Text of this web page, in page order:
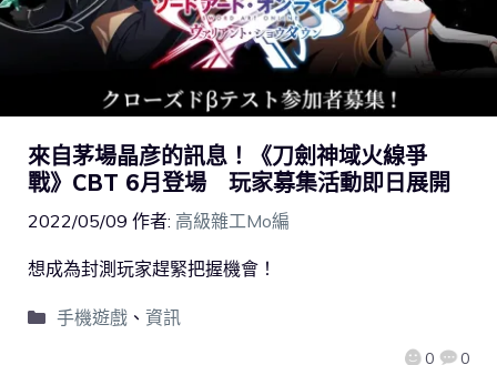
來自茅場晶彦的訊息！《刀劍神域火線爭
戰》CBT 6月登場 玩家募集活動即日展開
2022/05/09 作者: 高級雜工Mo編
0 0
想成為封測玩家趕緊把握機會！
手機遊戲、 資訊